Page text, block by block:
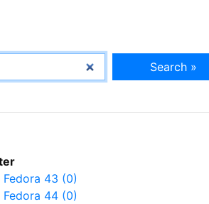
Search »
Fedora 43 (0)
Fedora 44 (0)